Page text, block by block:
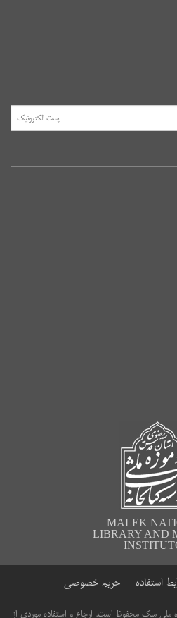
MALEK
LIBRARY AND
استفاده حریم خصوصی
ملی ملک محفوظ است. ارجاع و استفاده موردی از